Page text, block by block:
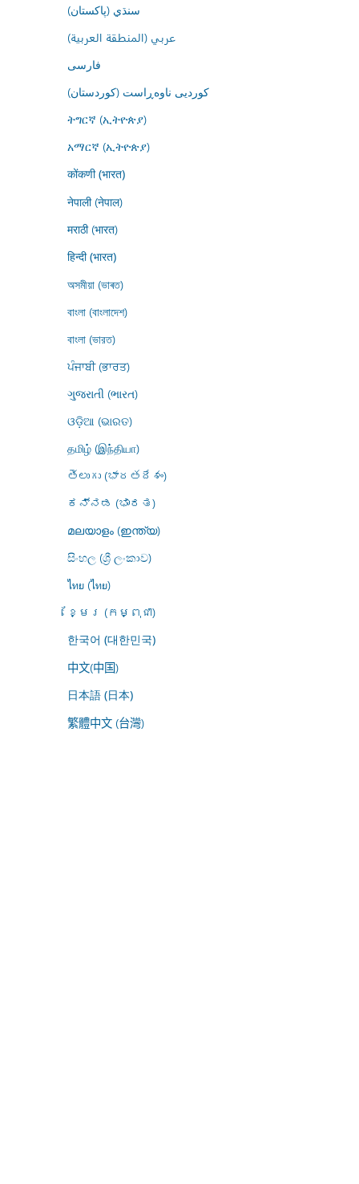
سنڌي (پاکستان)
عربي (المنطقة العربية)
فارسى
کوردیی ناوەڕاست (کوردستان)
ትግርኛ (ኢትዮጵያ)
አማርኛ (ኢትዮጵያ)
कोंकणी (भारत)
नेपाली (नेपाल)
मराठी (भारत)
हिन्दी (भारत)
অসমীয়া (ভাৰত)
বাংলা (বাংলাদেশ)
বাংলা (ভারত)
ਪੰਜਾਬੀ (ਭਾਰਤ)
ગુજરાતી (ભારત)
ଓଡ଼ିଆ (ଭାରତ)
தமிழ் (இந்தியா)
తెలుగు (భారతదేశం)
ಕನ್ನಡ (ಭಾರತ)
മലയാളം (ഇന്ത്യ)
සිංහල (ශ්‍රී ලංකාව)
ไทย (ไทย)
ខ្មែរ (កម្ពុជា)
한국어 (대한민국)
中文(中国)
日本語 (日本)
繁體中文 (台灣)